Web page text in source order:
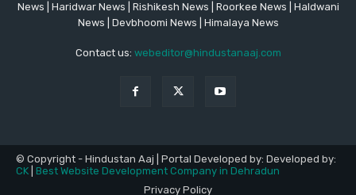
News | Haridwar News | Rishikesh News | Roorkee News | Haldwani
News | Devbhoomi News | Himalaya News
Contact us: webeditor@hindustanaaj.com
© Copyright - Hindustan Aaj | Portal Developed by: Developed by:
CK Best Website Development Company in Dehradun
Privacy Policy